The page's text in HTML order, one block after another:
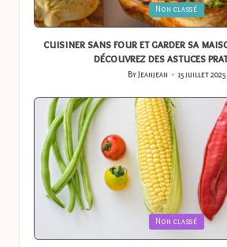
Posted
in
Non classé
cuisiner sans four et garder sa
découvrez des astuces
Posted
By Jeanjean 15 juillet 2025
in
Non classé